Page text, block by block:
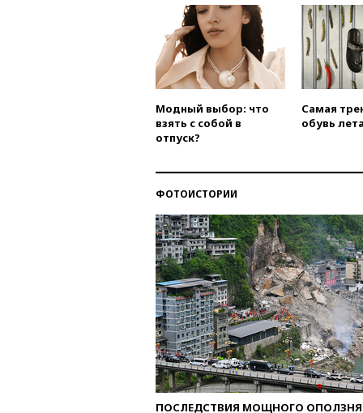
Модный выбор: что
взять с собой в
отпуск?
Самая
обувь
ФОТОИСТОРИИ
ПОСЛЕДСТВИЯ МОЩНОГО ОПОЛЗНЯ